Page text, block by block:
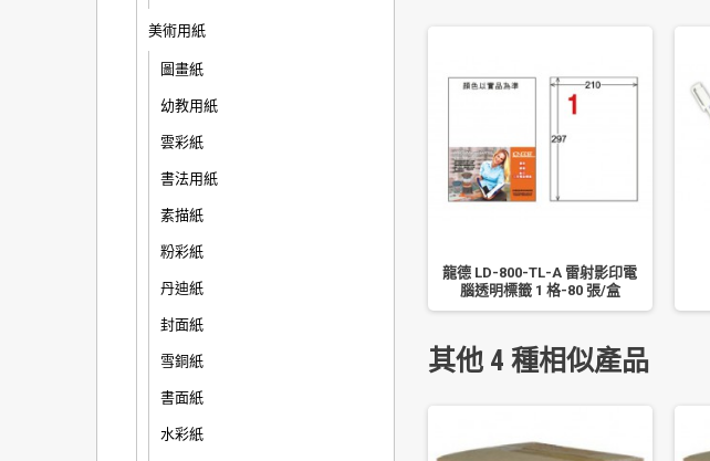
美術用紙
圖畫紙
幼教用紙
雲彩紙
書法用紙
素描紙
粉彩紙
丹迪紙
封面紙
雪銅紙
書面紙
水彩紙
龍德 LD-800-TL-A 雷射影印電
腦透明標籤 1 格-80 張/盒
其他 4 種相似產品